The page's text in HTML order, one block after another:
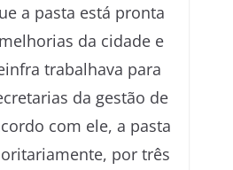
a pasta está pronta
da cidade e
trabalhava para
da gestão de
com ele, a pasta
por três